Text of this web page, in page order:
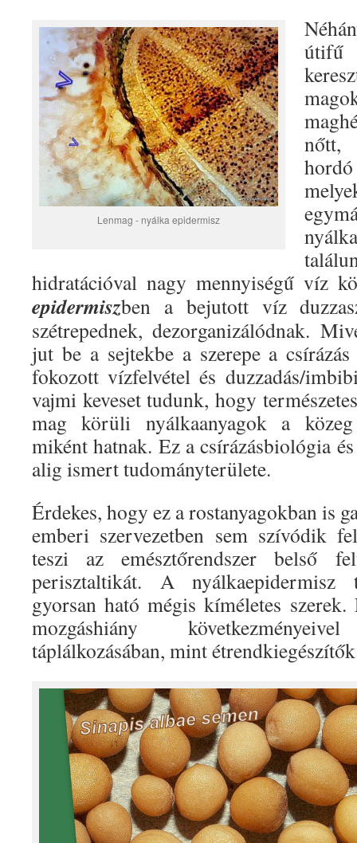
Lenmag - nyálka epidermisz
nőtt,
hidratációval nagy mennyiségű víz
epidermiszben a bejutott víz
szétrepednek, dezorganizálódnak.
jut be a sejtekbe a szerepe a csírázás
fokozott vízfelvétel és duzzadás/
vajmi keveset tudunk, hogy
mag körüli nyálkaanyagok a közeg
miként hatnak. Ez a csírázásbiológia
alig ismert tudományterülete.
Érdekes, hogy ez a rostanyagokban is
emberi szervezetben sem szívódik
teszi az emésztőrendszer belső
perisztaltikát. A nyálkaepidermisz
gyorsan ható mégis kíméletes
mozgáshiány
táplálkozásában, mint